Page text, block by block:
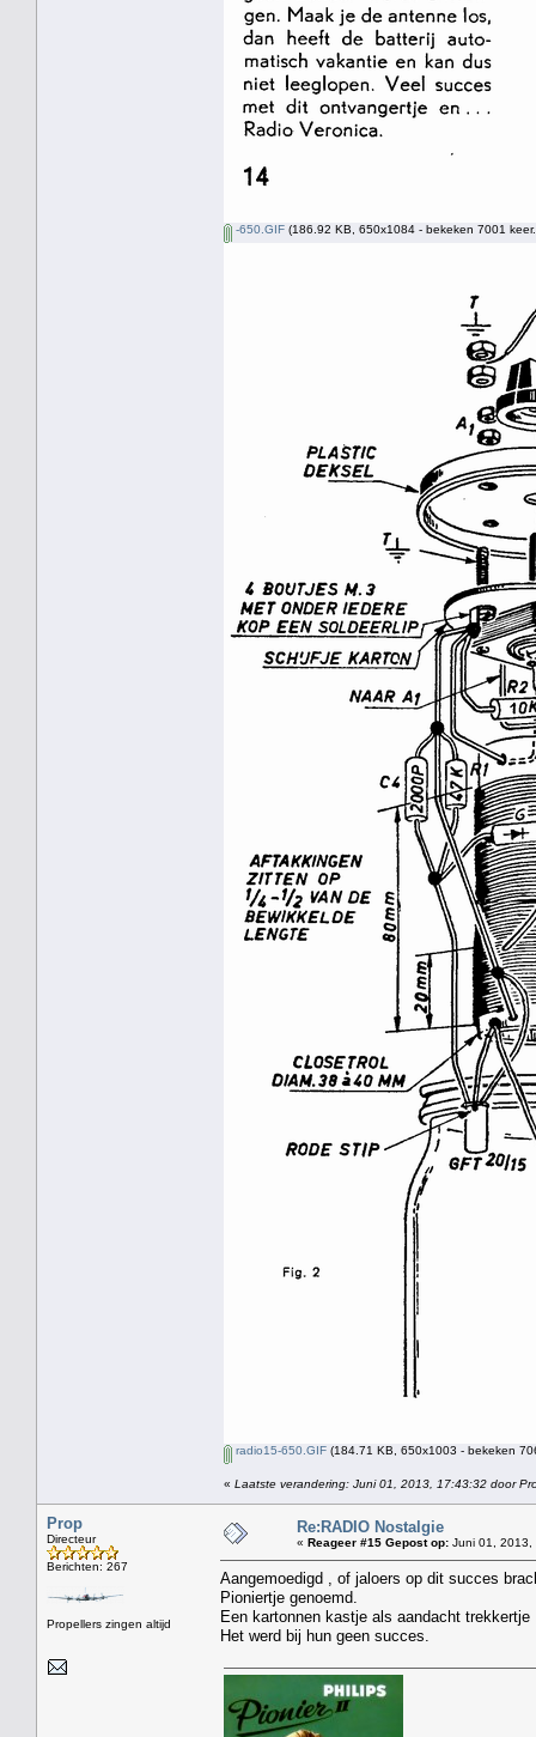
-650.GIF (186.92 KB, 650x1084 - bekeken 7001
radio15-650.GIF (184.71 KB, 650x1003 - bekeken
« Laatste verandering: Juni 01, 2013, 17:43:32 door
Prop
Directeur
Berichten: 267
Propellers zingen altijd
Re:RADIO Nostalgie
« Reageer #15 Gepost op: Juni 01, 2013,
Aangemoedigd , of jaloers op dit succes
Pioniertje genoemd.
Een kartonnen kastje als aandacht
Het werd bij hun geen succes.